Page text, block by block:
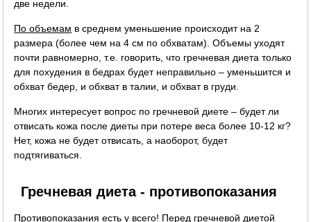
две недели.
По объемам в среднем уменьшение происходит на 2
размера (более чем на 4 см по обхватам). Объемы уходят
почти равномерно, т.е. говорить, что гречневая диета только
для похудения в бедрах будет неправильно – уменьшится и
обхват бедер, и обхват в талии, и обхват в груди.
Многих интересует вопрос по гречневой диете – будет ли
отвисать кожа после диеты при потере веса более 10-12 кг?
Нет, кожа не будет отвисать, а наоборот, будет
подтягиваться.
Гречневая диета - противопоказания
Противопоказания есть у всего! Перед гречневой диетой